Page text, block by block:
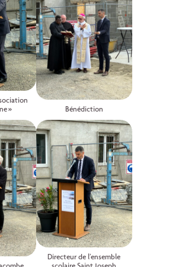
»
Bénédiction
Directeur de l’ensemble